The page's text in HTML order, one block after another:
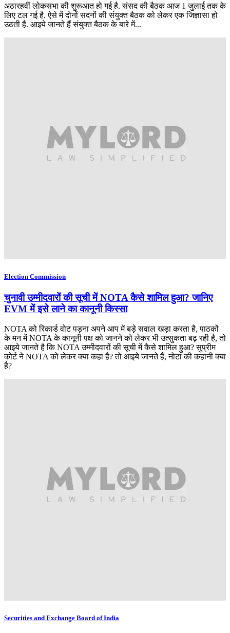
अठारहवीं लोकसभा की शुरूआत हो गई है. संसद की बैठक आज 1 जुलाई तक के
लिए टल गई है. ऐसे में दोनों सदनों की संयुक्त बैठक को लेकर एक जिज्ञासा हो
उठती है. आइये जानते हैं संयुक्त बैठक के बारे में...
Election Commission
चुनावी उम्मीदवारों की सूची में NOTA कैसे शामिल हुआ? जानिए
EVM में इसे लाने का कानूनी किस्सा
NOTA को रिकार्ड वोट पड़ना अपने आप में बड़े सवाल खड़ा करता है, पाठकों
के मन में NOTA के कानूनी पक्ष को जानने को लेकर भी उत्सुकता बढ़ रही है, तो
आइये जानते है कि NOTA उम्मीदवारों की सूची में कैसे शामिल हुआ? सुप्रीम
कोर्ट ने NOTA को लेकर क्या कहा है? तो आइये जानते हैं, नोटा की कहानी क्या
है?
Securities and Exchange Board of India